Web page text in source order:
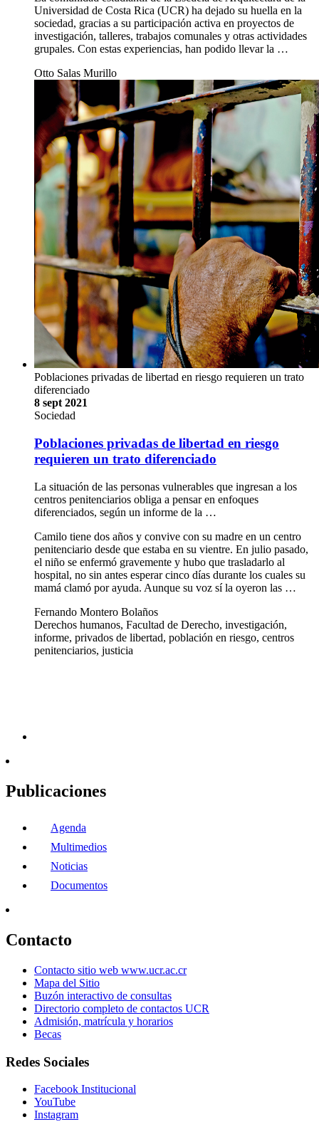
Universidad de Costa Rica (UCR) ha dejado su huella en la
sociedad, gracias a su participación activa en proyectos de
investigación, talleres, trabajos comunales y otras actividades
grupales. Con estas experiencias, han podido llevar la …
Otto Salas Murillo
Poblaciones privadas de libertad en riesgo requieren un trato
diferenciado
8 sept 2021
Sociedad
Poblaciones privadas de libertad en riesgo
requieren un trato diferenciado
La situación de las personas vulnerables que ingresan a los
centros penitenciarios obliga a pensar en enfoques
diferenciados, según un informe de la …
Camilo tiene dos años y convive con su madre en un centro
penitenciario desde que estaba en su vientre. En julio pasado,
el niño se enfermó gravemente y hubo que trasladarlo al
hospital, no sin antes esperar cinco días durante los cuales su
mamá clamó por ayuda. Aunque su voz sí la oyeron las …
Fernando Montero Bolaños
Derechos humanos, Facultad de Derecho, investigación,
informe, privados de libertad, población en riesgo, centros
penitenciarios, justicia
Publicaciones
Agenda
Multimedios
Noticias
Documentos
Contacto
Contacto sitio web www.ucr.ac.cr
Mapa del Sitio
Buzón interactivo de consultas
Directorio completo de contactos UCR
Admisión, matrícula y horarios
Becas
Redes Sociales
Facebook Institucional
YouTube
Instagram